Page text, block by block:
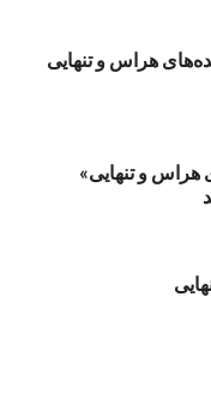
هراس و تنهایی
هراس و تنهایی»